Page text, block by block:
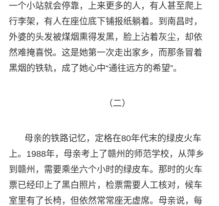
一个小站就会停靠，上来更多的人，有人甚至爬上
行李架，有人在座位底下铺报纸躺着。到南昌时，
外婆的头发被煤烟熏得发黑，脸上沾着灰尘，却依
然难掩喜悦。这是她第一次走出家乡，而那条冒着
黑烟的铁轨，成了她心中“通往远方的希望”。
（二）
母亲的铁路记忆，定格在80年代末的绿皮火车
上。1988年，母亲考上了赣州的师范学校，从萍乡
到赣州，需要乘坐六个小时的绿皮车。那时的火车
票已经印上了黑白照片，检票需要人工核对，候车
室里有了长椅，但依然常常座无虚席。母亲说，每